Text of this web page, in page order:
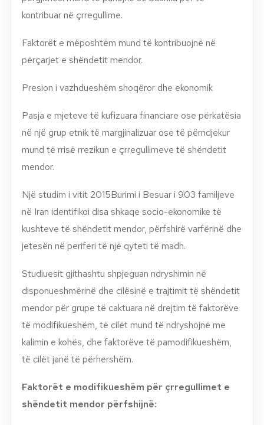
kontribuar në çrregullime.
Faktorët e mëposhtëm mund të kontribuojnë në
përçarjet e shëndetit mendor.
Presion i vazhdueshëm shoqëror dhe ekonomik
Pasja e mjeteve të kufizuara financiare ose përkatësia
në një grup etnik të margjinalizuar ose të përndjekur
mund të rrisë rrezikun e çrregullimeve të shëndetit
mendor.
Një studim i vitit 2015Burimi i Besuar i 903 familjeve
në Iran identifikoi disa shkaqe socio-ekonomike të
kushteve të shëndetit mendor, përfshirë varfërinë dhe
jetesën në periferi të një qyteti të madh.
Studiuesit gjithashtu shpjeguan ndryshimin në
disponueshmërinë dhe cilësinë e trajtimit të shëndetit
mendor për grupe të caktuara në drejtim të faktorëve
të modifikueshëm, të cilët mund të ndryshojnë me
kalimin e kohës, dhe faktorëve të pamodifikueshëm,
të cilët janë të përhershëm.
Faktorët e modifikueshëm për çrregullimet e
shëndetit mendor përfshijnë: